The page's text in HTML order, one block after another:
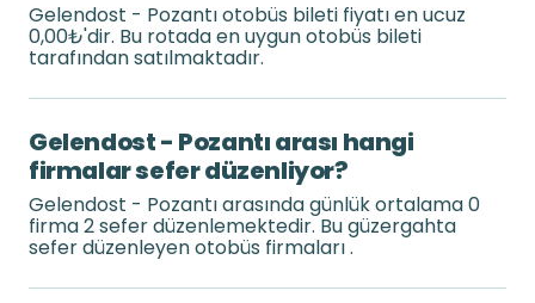
Gelendost - Pozantı otobüs bileti fiyatı en ucuz
0,00₺'dir. Bu rotada en uygun otobüs bileti
tarafından satılmaktadır.
Gelendost - Pozantı arası hangi
firmalar sefer düzenliyor?
Gelendost - Pozantı arasında günlük ortalama 0
firma 2 sefer düzenlemektedir. Bu güzergahta
sefer düzenleyen otobüs firmaları .